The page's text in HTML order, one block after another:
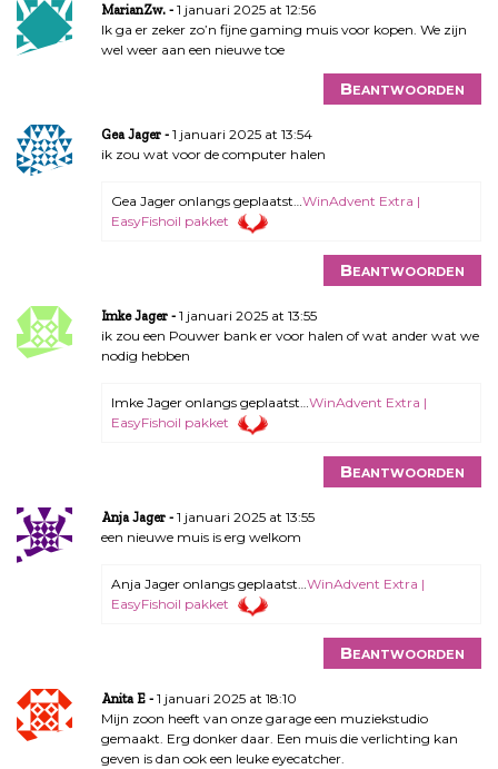
MarianZw.
1 januari 2025 at 12:56
Ik ga er zeker zo’n fijne gaming muis voor kopen. We zijn
wel weer aan een nieuwe toe
Beantwoorden
Gea Jager
1 januari 2025 at 13:54
ik zou wat voor de computer halen
Gea Jager onlangs geplaatst… WinAdvent Extra |
EasyFishoil pakket
Beantwoorden
Imke Jager
1 januari 2025 at 13:55
ik zou een Pouwer bank er voor halen of wat ander wat we
nodig hebben
Imke Jager onlangs geplaatst… WinAdvent Extra |
EasyFishoil pakket
Beantwoorden
Anja Jager
1 januari 2025 at 13:55
een nieuwe muis is erg welkom
Anja Jager onlangs geplaatst… WinAdvent Extra |
EasyFishoil pakket
Beantwoorden
Anita E
1 januari 2025 at 18:10
Mijn zoon heeft van onze garage een muziekstudio
gemaakt. Erg donker daar. Een muis die verlichting kan
geven is dan ook een leuke eyecatcher.